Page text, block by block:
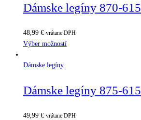
Dámske legíny 870-615
48,99 € vrátane DPH
Výber možností
Dámske legíny
Dámske legíny 875-615
49,99 € vrátane DPH